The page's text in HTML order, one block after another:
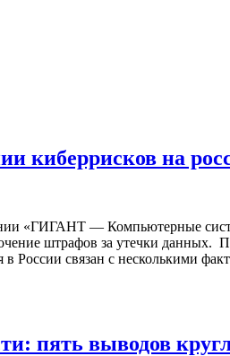
киберрисков на
«ГИГАНТ — Компьютерные
штрафов за утечки данных.
России связан с несколькими
пять выводов